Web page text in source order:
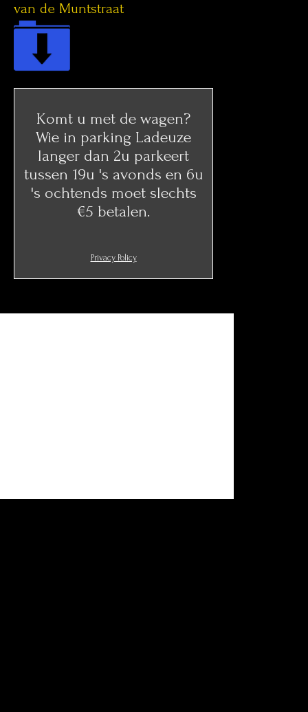
van de Muntstraat
Komt u met de wagen?
Wie in parking Ladeuze
langer dan 2u parkeert
tussen 19u 's avonds en 6u
's ochtends moet slechts
€5 betalen.
Privacy Policy